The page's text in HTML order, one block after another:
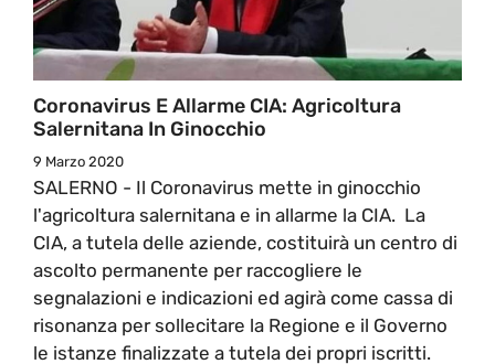
Coronavirus E Allarme CIA: Agricoltura
Salernitana In Ginocchio
9 Marzo 2020
SALERNO - Il Coronavirus mette in ginocchio
l'agricoltura salernitana e in allarme la CIA. La
CIA, a tutela delle aziende, costituirà un centro di
ascolto permanente per raccogliere le
segnalazioni e indicazioni ed agirà come cassa di
risonanza per sollecitare la Regione e il Governo
le istanze finalizzate a tutela dei propri iscritti.